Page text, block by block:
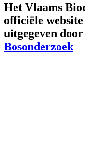
Het Vlaams
officiële
uitgegeven door
Bosonderzoek